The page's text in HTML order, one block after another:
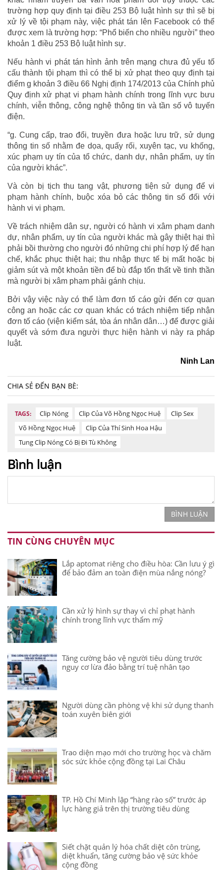
trường hợp quy định tại điều 253 Bộ luật hình sự thì sẽ bị
xử lý về tội phạm này, việc phát tán lên Facebook có thể
được xem là trường hợp: “Phổ biến cho nhiều người” theo
khoản 1 điều 253 Bộ luật hình sự.
Nếu hành vi phát tán hình ảnh trên mạng chưa đủ yếu tố
cấu thành tội phạm thì có thể bị xử phạt theo quy định tại
điểm g khoản 3 điều 66 Nghị định 174/2013 của Chính phủ
Quy định xử phạt vi phạm hành chính trong lĩnh vực bưu
chính, viễn thông, công nghệ thông tin và tần số vô tuyến
điện.
“g. Cung cấp, trao đổi, truyền đưa hoặc lưu trữ, sử dụng
thông tin số nhằm đe dọa, quấy rối, xuyên tạc, vu khống,
xúc phạm uy tín của tổ chức, danh dự, nhân phẩm, uy tín
của người khác”.
Và còn bị tịch thu tang vật, phương tiện sử dụng để vi
phạm hành chính, buộc xóa bỏ các thông tin số đối với
hành vi vi phạm.
Về trách nhiệm dân sự, người có hành vi xâm phạm danh
dự, nhân phẩm, uy tín của người khác mà gây thiệt hại thì
phải bồi thường cho người đó những chi phí hợp lý để hạn
chế, khắc phục thiệt hại; thu nhập thực tế bị mất hoặc bị
giảm sút và một khoản tiền để bù đắp tổn thất về tinh thần
mà người bị xâm phạm phải gánh chịu.
Bởi vậy việc này có thể làm đơn tố cáo gửi đến cơ quan
công an hoặc các cơ quan khác có trách nhiệm tiếp nhận
đơn tố cáo (viện kiểm sát, tòa án nhân dân…) để được giải
quyết và sớm đưa người thực hiện hành vi này ra pháp
luật.
Ninh Lan
CHIA SẺ ĐẾN BẠN BÈ:
TAGS: Clip Nóng Clip Của Võ Hồng Ngọc Huệ
Clip Sex
Võ Hồng Ngọc Huệ
Clip Của Thí Sinh Hoa Hậu
Tung Clip Nóng Có Bị Đi Tù Không
Bình luận
BÌNH LUẬN
TIN CÙNG CHUYÊN MỤC
Lắp aptomat riêng cho điều hòa: Cần lưu ý gì
để bảo đảm an toàn điện mùa nắng nóng?
Cần xử lý hình sự thay vì chỉ phạt hành
chính trong lĩnh vực thẩm mỹ
Tăng cường bảo vệ người tiêu dùng trước
nguy cơ lừa đảo bằng trí tuệ nhân tạo
Người dùng cần phòng vệ khi sử dụng thanh
toán xuyên biên giới
Trao diện mạo mới cho trường học và chăm
sóc sức khỏe cộng đồng tại Lai Châu
TP. Hồ Chí Minh lập “hàng rào số” trước áp
lực hàng giả trên thị trường tiêu dùng
Siết chặt quản lý hóa chất diệt côn trùng,
diệt khuẩn, tăng cường bảo vệ sức khỏe
cộng đồng